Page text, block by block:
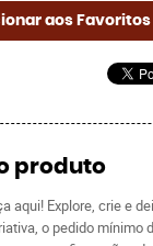
aos Favoritos
produto
aqui! Explore, crie e
o pedido